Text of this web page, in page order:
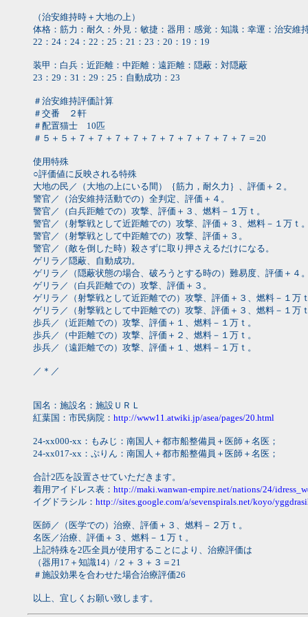
（治安維持時＋大地の上）
体格：筋力：耐久：外見：敏捷：器用：感覚：知識：幸運：治安維
22：24：24：22：25：21：23：20：19：19
装甲：白兵：近距離：中距離：遠距離：隠蔽：対隠蔽
23：29：31：29：25：自動成功：23
＃治安維持評価計算
＃交番 ２軒
＃配置猫士 10匹
＃５＋５＋７＋７＋７＋７＋７＋７＋７＋７＋７＋７＝20
使用特殊
○評価値に反映される特殊
大地の民／（大地の上にいる間）｛筋力，耐久力｝、評価＋２。
警官／（治安維持活動での）全判定、評価＋４。
警官／（白兵距離での）攻撃、評価＋３、燃料－１万ｔ。
警官／（射撃戦として近距離での）攻撃、評価＋３、燃料－１万ｔ。
警官／（射撃戦として中距離での）攻撃、評価＋３。
警官／（敵を倒した時）殺さずに取り押さえるだけになる。
ゲリラ／隠蔽、自動成功。
ゲリラ／（隠蔽状態の場合、破ろうとする時の）難易度、評価＋４。
ゲリラ／（白兵距離での）攻撃、評価＋３。
ゲリラ／（射撃戦として近距離での）攻撃、評価＋３、燃料－１万ｔ
ゲリラ／（射撃戦として中距離での）攻撃、評価＋３、燃料－１万ｔ
歩兵／（近距離での）攻撃、評価＋１、燃料－１万ｔ。
歩兵／（中距離での）攻撃、評価＋２、燃料－１万ｔ。
歩兵／（遠距離での）攻撃、評価＋１、燃料－１万ｔ。
／＊／
国名：施設名：施設ＵＲＬ
紅葉国：市民病院： http://www11.atwiki.jp/asea/pages/20.html
24-xx000-xx：もみじ：南国人＋都市船整備員＋医師＋名医；
24-xx017-xx：ぷりん：南国人＋都市船整備員＋医師＋名医；
合計2匹を設置させていただきます。
着用アイドレス表： http://maki.wanwan-empire.net/nations/24/
イグドラシル： http://sites.google.com/a/sevenspirals.net/koyo/
医師／（医学での）治療、評価＋３、燃料－２万ｔ。
名医／治療、評価＋３、燃料－１万ｔ。
上記特殊を2匹全員が使用することにより、治療評価は
（器用17＋知識14）/２＋３＋３＝21
＃施設効果を合わせた場合治療評価26
以上、宜しくお願い致します。